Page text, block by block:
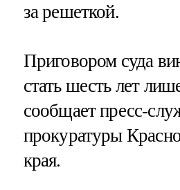
за решеткой.
Приговором суда
стать шесть лет
сообщает пресс-
прокуратуры
края.